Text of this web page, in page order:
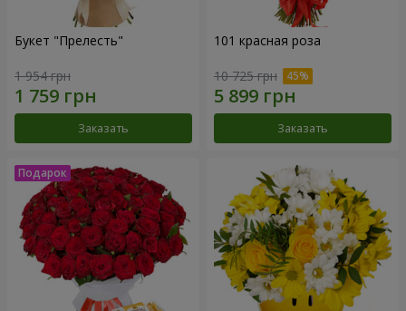
Букет "Прелесть"
1 954 грн
Заказать
101 красная роза
10 725 грн
Заказать